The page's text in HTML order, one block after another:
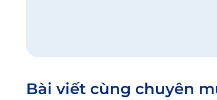
Bài viết cùng chuyên